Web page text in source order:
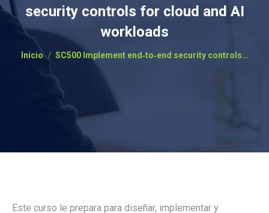
security controls for cloud and AI
workloads
Estás aquí:
Inicio SC500 Implement end‑to‑end security controls…
Este curso le prepara para diseñar, implementar y